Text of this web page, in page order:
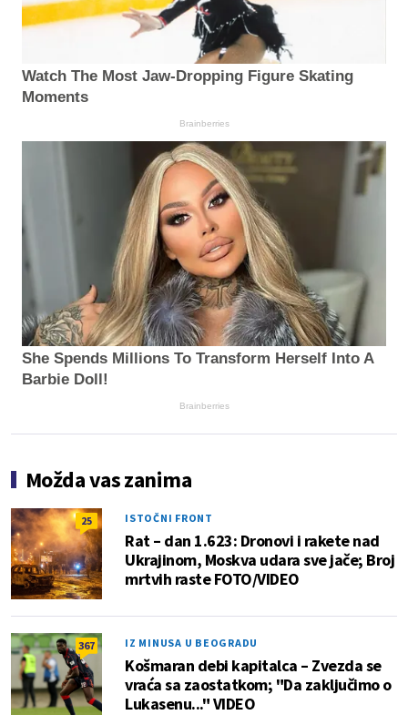
Watch The Most Jaw‑Dropping Figure Skating
Moments
Brainberries
She Spends Millions To Transform Herself Into A
Barbie Doll!
Brainberries
Možda vas zanima
25 ISTOČNI FRONT
Rat – dan 1.623: Dronovi i rakete nad
Ukrajinom, Moskva udara sve jače; Broj
mrtvih raste FOTO/VIDEO
367 IZ MINUSA U BEOGRADU
Košmaran debi kapitalca – Zvezda se
vraća sa zaostatkom; "Da zaključimo o
Lukasenu..." VIDEO